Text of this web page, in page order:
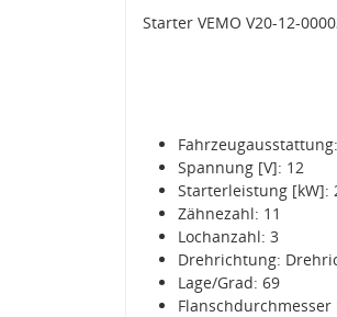
Starter VEMO V20-12-
Spannung [V]: 12
Starterleistung [kW]:
Zähnezahl: 11
Lochanzahl: 3
Drehrichtung:
Lage/Grad: 69